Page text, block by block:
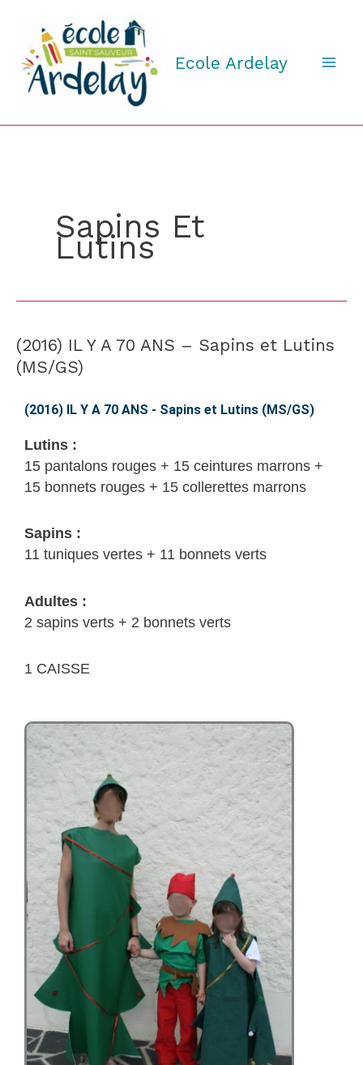
contenu
Ecole Ardelay
Sapins Et
Lutins
(2016) IL Y A 70 ANS – Sapins et Lutins
(MS/GS)
(2016) IL Y A 70 ANS - Sapins et Lutins (MS/GS)
Lutins :
15 pantalons rouges + 15 ceintures marrons +
15 bonnets rouges + 15 collerettes marrons
Sapins :
11 tuniques vertes + 11 bonnets verts
Adultes :
2 sapins verts + 2 bonnets verts
1 CAISSE
(2016)
IL
ANS
Sapins
Lutins
(MS/GS)